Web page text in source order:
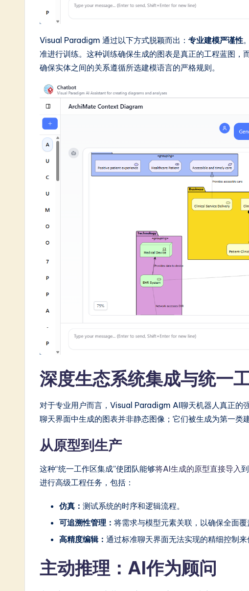
Visual Paradigm 通过以下方式脱颖而出： 专业建模严谨性
准进行训练。这种训练确保生成的图表是真正的工程蓝图，
确保实体之间的关系遵循所选建模语言的严格规则。
深度生态系统集成与统一
对于专业用户而言，Visual Paradigm AI聊天机器人真正的
聊天界面中生成的图表并非静态图像；它们被生成为第一类建
从原型到生产
这种“统一工作区集成”使团队能够将AI生成的原型直接导入
进行高级工程任务，包括：
仿真： 测试系统的时序和逻辑流程。
可追溯性管理： 将需求与模型元素关联，以确保全面覆
高精度编辑： 通过标准聊天界面无法实现的精细控制来
主动推理：AI作为顾问